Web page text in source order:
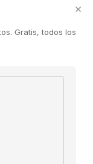
×
Gratis, todos los